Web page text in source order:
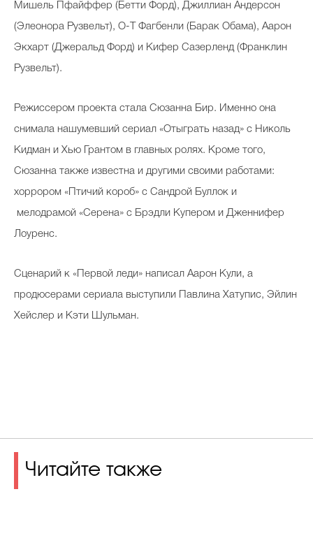
Мишель Пфайффер (Бетти Форд), Джиллиан Андерсон
(Элеонора Рузвельт), О-Т Фагбенли (Барак Обама), Аарон
Экхарт (Джеральд Форд) и Кифер Сазерленд (Франклин
Рузвельт).
Режиссером проекта стала Сюзанна Бир. Именно она
снимала нашумевший сериал «Отыграть назад» с Николь
Кидман и Хью Грантом в главных ролях. Кроме того,
Сюзанна также известна и другими своими работами:
хоррором «Птичий короб» с Сандрой Буллок и
мелодрамой «Серена» с Брэдли Купером и Дженнифер
Лоуренс.
Сценарий к «Первой леди» написал Аарон Кули, а
продюсерами сериала выступили Павлина Хатупис, Эйлин
Хейслер и Кэти Шульман.
Читайте также